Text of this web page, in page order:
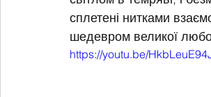
сплетені нитками
шедевром великої
https://youtu.be/